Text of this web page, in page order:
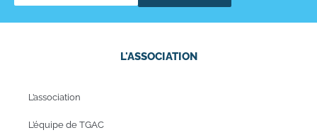
L'ASSOCIATION
L’association
L’équipe de TGAC